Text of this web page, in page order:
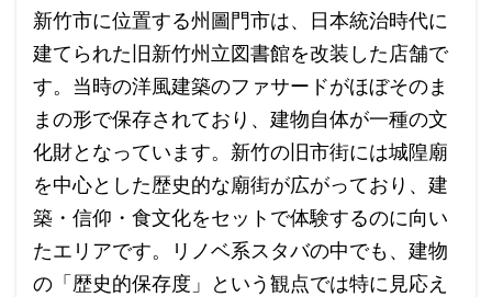
新竹市に位置する州圖門市は、日本統治時代に
建てられた旧新竹州立図書館を改装した店舗で
す。当時の洋風建築のファサードがほぼそのま
まの形で保存されており、建物自体が一種の文
化財となっています。新竹の旧市街には城隍廟
を中心とした歴史的な廟街が広がっており、建
築・信仰・食文化をセットで体験するのに向い
たエリアです。リノベ系スタバの中でも、建物
の「歴史的保存度」という観点では特に見応え